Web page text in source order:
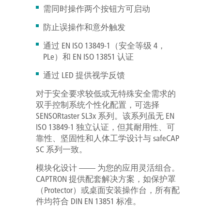
需同时操作两个按钮方可启动
防止误操作和意外触发
通过 EN ISO 13849-1（安全等级 4，
PLe）和 EN ISO 13851 认证
通过 LED 提供视学反馈
对于安全要求较低或无特殊安全需求的
双手控制系统个性化配置，可选择
SENSORtaster SL3x 系列。该系列虽无 EN
ISO 13849-1 独立认证，但其耐用性、可
靠性、坚固性和人体工学设计与 safeCAP
SC 系列一致。
模块化设计 —— 为您的应用灵活组合。
CAPTRON 提供配套解决方案，如保护罩
（Protector）或桌面安装操作台，所有配
件均符合 DIN EN 13851 标准。